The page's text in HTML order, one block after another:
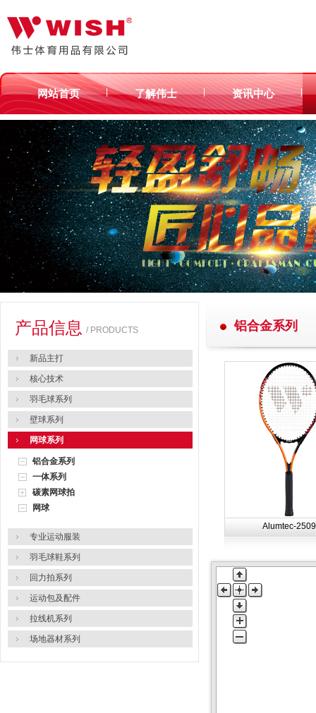
网站首页 | 了解伟士 | 资讯中心 |
产品信息 / PRODUCTS
新品主打
核心技术
羽毛球系列
壁球系列
网球系列
铝合金系列
一体系列
碳素网球拍
网球
专业运动服装
羽毛球鞋系列
回力拍系列
运动包及配件
拉线机系列
场地器材系列
铝合金系列
Alumtec-2509